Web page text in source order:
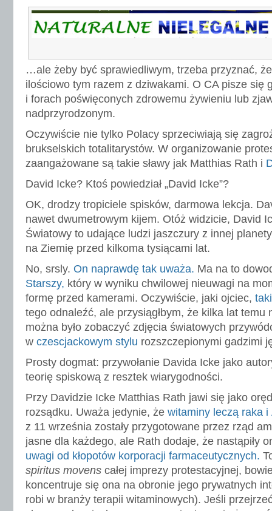
…ale żeby być sprawiedliwym, trzeba przyznać,
ilościowo tym razem z dziwakami. O CA pisze się
i forach poświęconych zdrowemu żywieniu lub
nadprzyrodzonym.
Oczywiście nie tylko Polacy sprzeciwiają się
brukselskich totalitarystów. W organizowanie
zaangażowane są takie sławy jak Matthias Rath i
David Icke? Ktoś powiedział „David Icke”?
OK, drodzy tropiciele spisków, darmowa lekcja.
nawet dwumetrowym kijem. Otóż widzicie, David
Światowy to udające ludzi jaszczury z innej
na Ziemię przed kilkoma tysiącami lat.
No, srsly. On naprawdę tak uważa. Ma na to
Starszy, który w wyniku chwilowej nieuwagi na
formę przed kamerami. Oczywiście, jaki ojciec,
tego odnaleźć, ale przysiągłbym, że kilka lat temu
można było zobaczyć zdjęcia światowych
w czescjackowym stylu rozszczepionymi gadzimi
Prosty dogmat: przywołanie Davida Icke jako
teorię spiskową z resztek wiarygodności.
Przy Davidzie Icke Matthias Rath jawi się jako
rozsądku. Uważa jedynie, że witaminy leczą raka i
z 11 września zostały przygotowane przez rząd
jasne dla każdego, ale Rath dodaje, że nastąpiły
uwagi od kłopotów korporacji farmaceutycznych.
spiritus movens całej imprezy protestacyjnej,
koncentruje się ona na obronie jego prywatnych
robi w branży terapii witaminowych). Jeśli